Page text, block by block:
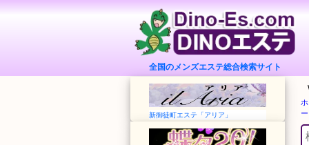
全国のメンズエステ総合検索サイト
新御徒町エステ「アリア」